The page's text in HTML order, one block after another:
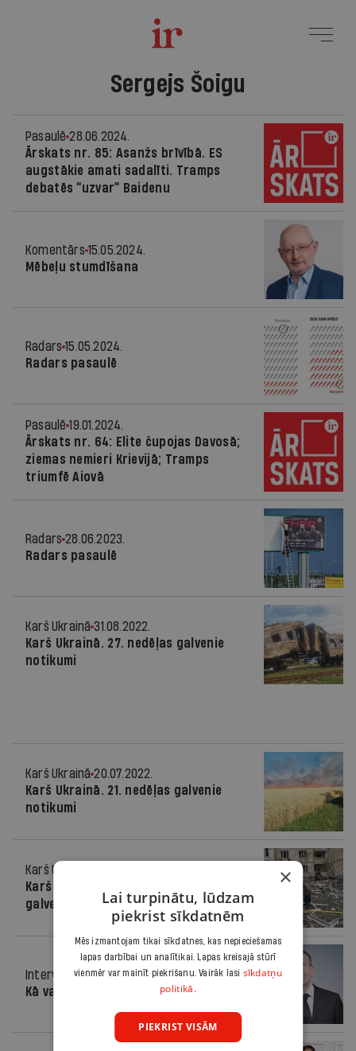
Sergejs Šoigu
Pasaulē 28.06.2024.
Ārskats nr. 85: Asanžs brīvībā. ES
augstākie amati sadalīti. Tramps
debatēs “uzvar” Baidenu
Komentārs 15.05.2024.
Mēbeļu stumdīšana
Radars 15.05.2024.
Radars pasaulē
Pasaulē 19.01.2024.
Ārskats nr. 64: Elite čupojas Davosā;
ziemas nemieri Krievijā; Tramps
triumfē Aiovā
Radars 28.06.2023.
Radars pasaulē
Karš Ukrainā 31.08.2022.
Karš Ukrainā. 27. nedēļas galvenie
notikumi
Karš Ukrainā 20.07.2022.
Karš Ukrainā. 21. nedēļas galvenie
notikumi
Karš Ukrainā
Karš Ukrainā. Piektās nedēļas
galvenie notikumi
Intervija
12.05.2021.
Kā var runāt ar Krieviju?
×
Lai turpinātu, lūdzam
piekrist sīkdatnēm
Mēs izmantojam tikai sīkdatnes, kas nepieciešamas
lapas darbībai un analītikai. Lapas kreisajā stūrī
vienmēr var mainīt piekrišanu. Vairāk lasi sīkdatņu
politikā.
PIEKRIST VISĀM